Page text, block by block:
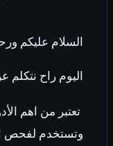
السلام عليكم
اليوم راح نتكلم
تعتبر من اهم
وتستخدم لفحص